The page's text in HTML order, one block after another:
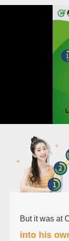
But it was at
into his